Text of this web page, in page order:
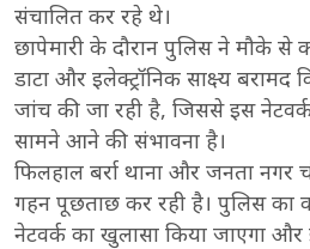
संचालित कर रहे थे।
छापेमारी के दौरान पुलिस ने मौके से
डाटा और इलेक्ट्रॉनिक साक्ष्य बरामद
जांच की जा रही है, जिससे इस
सामने आने की संभावना है।
फिलहाल बर्रा थाना और जनता नगर
गहन पूछताछ कर रही है। पुलिस का
नेटवर्क का खुलासा किया जाएगा